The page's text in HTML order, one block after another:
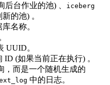
后台作业的池) 、 iceberg
的池) 。
名称。
UUID。
(如果当前正在执行) 。
，而是一个随机生成的
中的日志。